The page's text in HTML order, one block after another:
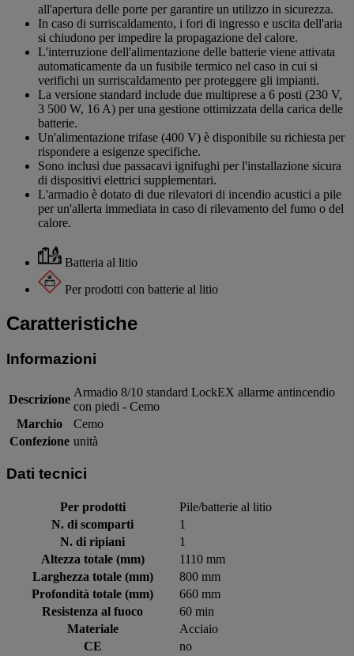
all'apertura delle porte per garantire un utilizzo in sicurezza.
In caso di surriscaldamento, i fori di ingresso e uscita dell'aria
si chiudono per impedire la propagazione del calore.
L'interruzione dell'alimentazione delle batterie viene attivata
automaticamente da un fusibile termico nel caso in cui si
verifichi un surriscaldamento per proteggere gli impianti.
La versione standard include due multiprese a 6 posti (230 V,
3 500 W, 16 A) per una gestione ottimizzata della carica delle
batterie.
Un'alimentazione trifase (400 V) è disponibile su richiesta per
rispondere a esigenze specifiche.
Sono inclusi due passacavi ignifughi per l'installazione sicura
di dispositivi elettrici supplementari.
L'armadio è dotato di due rilevatori di incendio acustici a pile
per un'allerta immediata in caso di rilevamento del fumo o del
calore.
Batteria al litio
Per prodotti con batterie al litio
Caratteristiche
Informazioni
Descrizione
Armadio 8/10 standard LockEX allarme antincendio
con piedi - Cemo
Marchio
Cemo
Confezione unità
Dati tecnici
Per prodotti
Pile/batterie al litio
N. di scomparti
1
N. di ripiani
1
Altezza totale (mm)
1110 mm
Larghezza totale (mm)
800 mm
Profondità totale (mm)
660 mm
Resistenza al fuoco
60 min
Materiale
Acciaio
CE
no